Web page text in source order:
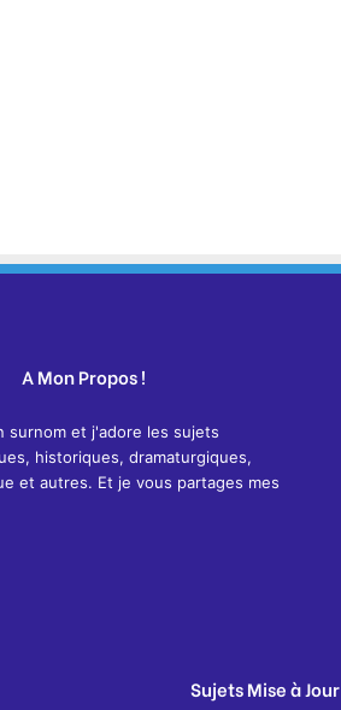
A Mon Propos !
surnom et j'adore les sujets
historiques, dramaturgiques,
et autres. Et je vous partages mes
Sujets Mise à Jour